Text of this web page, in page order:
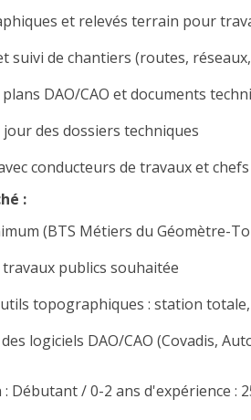
et relevés terrain pour
suivi de chantiers (routes,
DAO/CAO et documents
jour des dossiers techniques
conducteurs de travaux et
:
(BTS Métiers du Géomètre-
travaux publics souhaitée
topographiques : station totale,
logiciels DAO/CAO (Covadis,
Débutant / 0-2 ans d'expérience :